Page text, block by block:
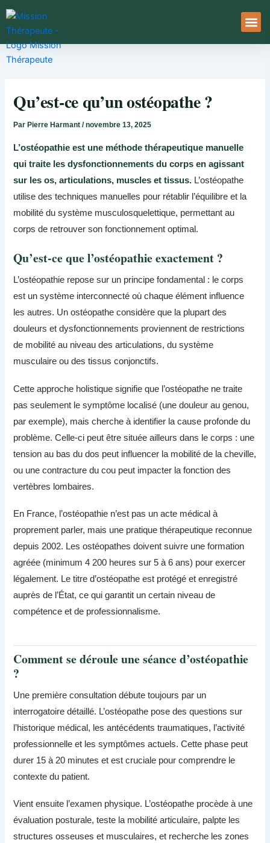
Aller
au
contenu
Qu’est-ce qu’un ostéopathe ?
Par Pierre Harmant/novembre 13, 2025
L’ostéopathie est une méthode thérapeutique manuelle
qui traite les dysfonctionnements du corps en agissant
sur les os, articulations, muscles et tissus. L’ostéopathe
utilise des techniques manuelles pour rétablir l’équilibre et la
mobilité du système musculosquelettique, permettant au
corps de retrouver son fonctionnement optimal.
Qu’est-ce que l’ostéopathie exactement ?
L’ostéopathie repose sur un principe fondamental : le corps
est un système interconnecté où chaque élément influence
les autres. Un ostéopathe considère que la plupart des
douleurs et dysfonctionnements proviennent de restrictions
de mobilité au niveau des articulations, du système
musculaire ou des tissus conjonctifs.
Cette approche holistique signifie que l’ostéopathe ne traite
pas seulement le symptôme localisé (une douleur au genou,
par exemple), mais cherche à identifier la cause profonde du
problème. Celle-ci peut être située ailleurs dans le corps : une
tension au bas du dos peut influencer la mobilité de la cheville,
ou une contracture du cou peut impacter la fonction des
vertèbres lombaires.
En France, l’ostéopathie n’est pas un acte médical à
proprement parler, mais une pratique thérapeutique reconnue
depuis 2002. Les ostéopathes doivent suivre une formation
agréée (minimum 4 200 heures sur 5 à 6 ans) pour exercer
légalement. Le titre d’ostéopathe est protégé et enregistré
auprès de l’État, ce qui garantit un certain niveau de
compétence et de professionnalisme.
Comment se déroule une séance d’ostéopathie
?
Une première consultation débute toujours par un
interrogatoire détaillé. L’ostéopathe pose des questions sur
l’historique médical, les antécédents traumatiques, l’activité
professionnelle et les symptômes actuels. Cette phase peut
durer 15 à 20 minutes et est cruciale pour comprendre le
contexte du patient.
Vient ensuite l’examen physique. L’ostéopathe procède à une
évaluation posturale, teste la mobilité articulaire, palpte les
structures osseuses et musculaires, et recherche les zones